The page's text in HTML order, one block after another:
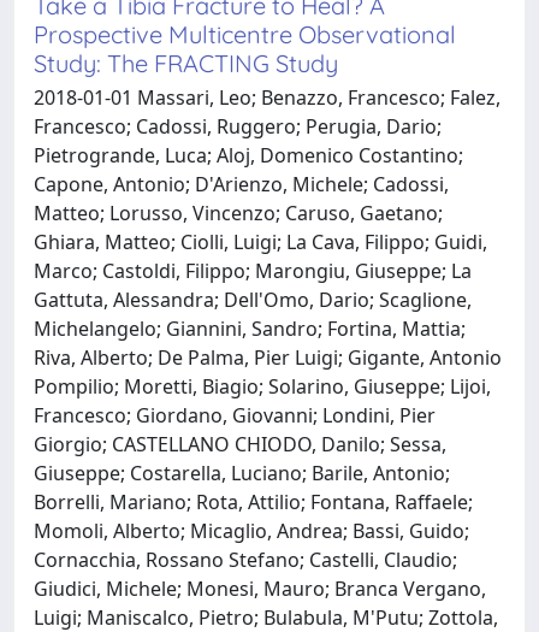
Prospective Multicentre Observational
Study: The FRACTING Study
2018-01-01 Massari, Leo; Benazzo, Francesco; Falez,
Francesco; Cadossi, Ruggero; Perugia, Dario;
Pietrogrande, Luca; Aloj, Domenico Costantino;
Capone, Antonio; D'Arienzo, Michele; Cadossi,
Matteo; Lorusso, Vincenzo; Caruso, Gaetano;
Ghiara, Matteo; Ciolli, Luigi; La Cava, Filippo; Guidi,
Marco; Castoldi, Filippo; Marongiu, Giuseppe; La
Gattuta, Alessandra; Dell'Omo, Dario; Scaglione,
Michelangelo; Giannini, Sandro; Fortina, Mattia;
Riva, Alberto; De Palma, Pier Luigi; Gigante, Antonio
Pompilio; Moretti, Biagio; Solarino, Giuseppe; Lijoi,
Francesco; Giordano, Giovanni; Londini, Pier
Giorgio; CASTELLANO CHIODO, Danilo; Sessa,
Giuseppe; Costarella, Luciano; Barile, Antonio;
Borrelli, Mariano; Rota, Attilio; Fontana, Raffaele;
Momoli, Alberto; Micaglio, Andrea; Bassi, Guido;
Cornacchia, Rossano Stefano; Castelli, Claudio;
Giudici, Michele; Monesi, Mauro; Branca Vergano,
Luigi; Maniscalco, Pietro; Bulabula, M'Putu; Zottola,